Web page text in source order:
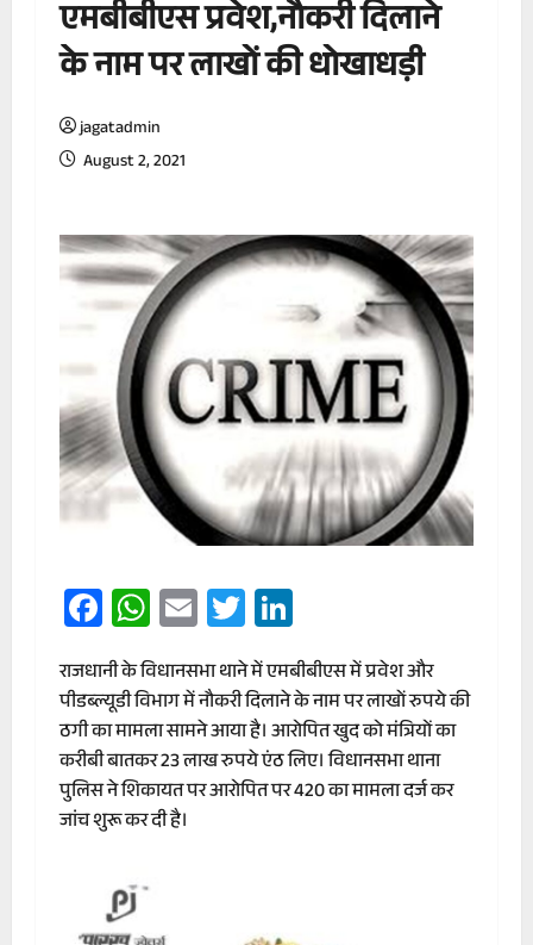
एमबीबीएस प्रवेश,नाैकरी दिलाने
के नाम पर लाखों की धोखाधड़ी
jagatadmin
August 2, 2021
Facebook
WhatsApp
EmailTwitter
राजधानी के विधानसभा थाने में एमबीबीएस में प्रवेश और
पीडब्ल्यूडी विभाग में नौकरी दिलाने के नाम पर लाखाें रुपये की
ठगी का मामला सामने आया है। आरोपित खुद को मंत्रियों का
करीबी बातकर 23 लाख रुपये एंठ लिए। विधानसभा थाना
पुलिस ने शिकायत पर आरोपित पर 420 का मामला दर्ज कर
जांच शुरू कर दी है।